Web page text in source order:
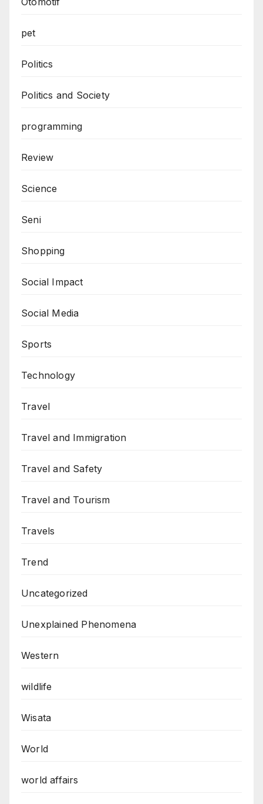
pet
Politics
Politics and Society
programming
Review
Science
Seni
Shopping
Social Impact
Social Media
Sports
Technology
Travel
Travel and Immigration
Travel and Safety
Travel and Tourism
Travels
Trend
Uncategorized
Unexplained Phenomena
Western
wildlife
Wisata
World
world affairs